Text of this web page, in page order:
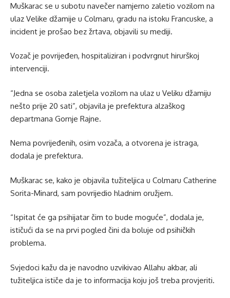
Muškarac se u subotu navečer namjerno zaletio vozilom na
ulaz Velike džamije u Colmaru, gradu na istoku Francuske, a
incident je prošao bez žrtava, objavili su mediji.
Vozač je povrijeđen, hospitaliziran i podvrgnut hirurškoj
intervenciji.
“Jedna se osoba zaletjela vozilom na ulaz u Veliku džamiju
nešto prije 20 sati”, objavila je prefektura alzaškog
departmana Gornje Rajne.
Nema povrijeđenih, osim vozača, a otvorena je istraga,
dodala je prefektura.
Muškarac se, kako je objavila tužiteljica u Colmaru Catherine
Sorita-Minard, sam povrijedio hladnim oružjem.
“Ispitat će ga psihijatar čim to bude moguće”, dodala je,
ističući da se na prvi pogled čini da boluje od psihičkih
problema.
Svjedoci kažu da je navodno uzvikivao Allahu akbar, ali
tužiteljica ističe da je to informacija koju još treba provjeriti.